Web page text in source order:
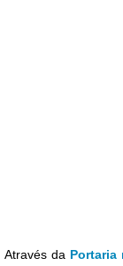
Através da Portaria